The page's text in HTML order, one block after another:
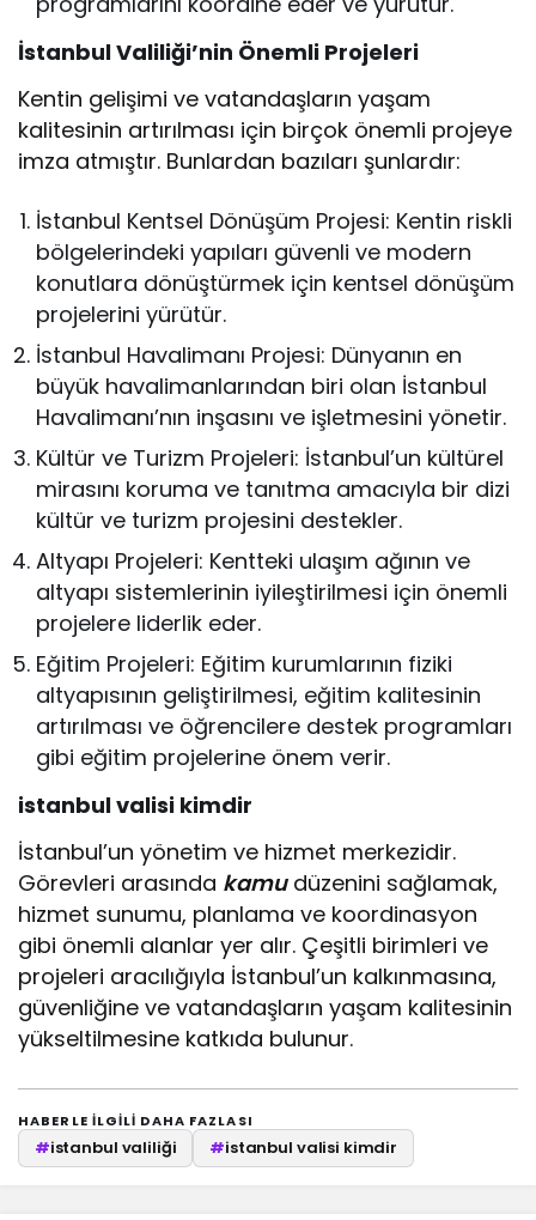
İstanbul Valiliği’nin Önemli Projeleri
Kentin gelişimi ve vatandaşların yaşam
kalitesinin artırılması için birçok önemli projeye
imza atmıştır. Bunlardan bazıları şunlardır:
İstanbul Kentsel Dönüşüm Projesi: Kentin riskli
bölgelerindeki yapıları güvenli ve modern
konutlara dönüştürmek için kentsel dönüşüm
projelerini yürütür.
İstanbul Havalimanı Projesi: Dünyanın en
büyük havalimanlarından biri olan İstanbul
Havalimanı’nın inşasını ve işletmesini yönetir.
Kültür ve Turizm Projeleri: İstanbul’un kültürel
mirasını koruma ve tanıtma amacıyla bir dizi
kültür ve turizm projesini destekler.
Altyapı Projeleri: Kentteki ulaşım ağının ve
altyapı sistemlerinin iyileştirilmesi için önemli
projelere liderlik eder.
Eğitim Projeleri: Eğitim kurumlarının fiziki
altyapısının geliştirilmesi, eğitim kalitesinin
artırılması ve öğrencilere destek programları
gibi eğitim projelerine önem verir.
istanbul valisi kimdir
İstanbul’un yönetim ve hizmet merkezidir.
Görevleri arasında kamudüzenini sağlamak,
hizmet sunumu, planlama ve koordinasyon
gibi önemli alanlar yer alır. Çeşitli birimleri ve
projeleri aracılığıyla İstanbul’un kalkınmasına,
güvenliğine ve vatandaşların yaşam kalitesinin
yükseltilmesine katkıda bulunur.
HABERLE ILGILI DAHA FAZLASI
#istanbul valiliği #istanbul valisi kimdir